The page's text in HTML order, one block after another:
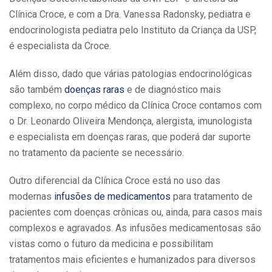
Clínica Croce, e com a Dra. Vanessa Radonsky, pediatra e
endocrinologista pediatra pelo Instituto da Criança da USP,
é especialista da Croce.
Além disso, dado que várias patologias endocrinológicas
são também doenças raras e de diagnóstico mais
complexo, no corpo médico da Clínica Croce contamos com
o Dr. Leonardo Oliveira Mendonça, alergista, imunologista
e especialista em doenças raras, que poderá dar suporte
no tratamento da paciente se necessário.
Outro diferencial da Clínica Croce está no uso das
modernas infusões de medicamentos para tratamento de
pacientes com doenças crônicas ou, ainda, para casos mais
complexos e agravados. As infusões medicamentosas são
vistas como o futuro da medicina e possibilitam
tratamentos mais eficientes e humanizados para diversos